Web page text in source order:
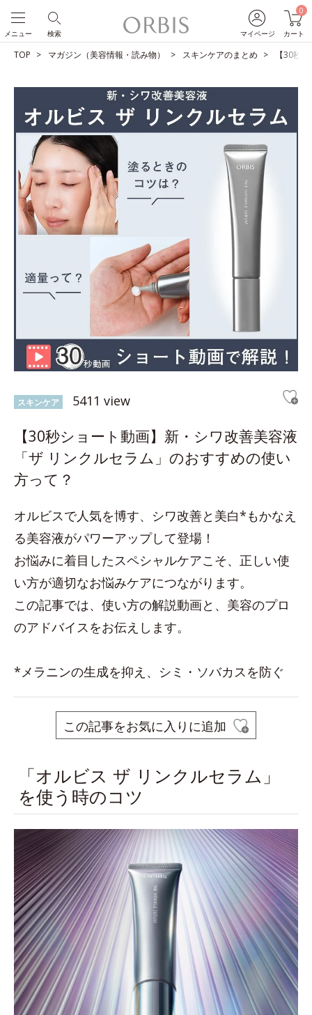
マイページ
0
カート
検索
メニュー
TOP マガジン（美容情報・読み物） スキンケアのまとめ 【30秒
スキンケア 5411 view
【30秒ショート動画】新・シワ改善美容液
「ザ リンクルセラム」のおすすめの使い
方って？
オルビスで人気を博す、シワ改善と美白*もかなえ
る美容液がパワーアップして登場！
お悩みに着目したスペシャルケアこそ、正しい使
い方が適切なお悩みケアにつながります。
この記事では、使い方の解説動画と、美容のプロ
のアドバイスをお伝えします。
*メラニンの生成を抑え、シミ・ソバカスを防ぐ
この記事をお気に入りに追加
「オルビス ザ リンクルセラム」
を使う時のコツ